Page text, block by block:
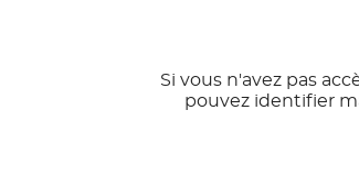
Si vous n'avez pas
pouvez identifier